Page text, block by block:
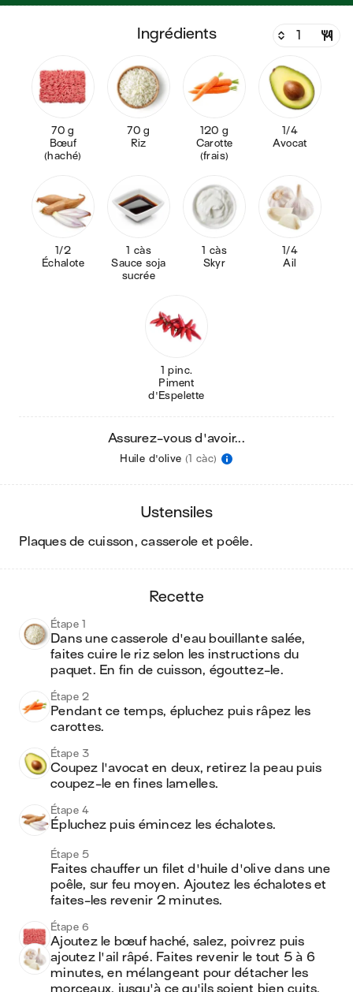
ingrédients
70 g
Bœuf
(haché)
70 g
Riz
120 g
Carotte
(frais)
1/4
Avocat
1/2
Échalote
1 càs
Sauce soja
sucrée
1 càs
Skyr
1/4
Ail
1 pinc.
Piment
d'Espelette
Assurez-vous d'avoir...
Huile d'olive (1 càc)
ustensiles
plaques de cuisson, casserole et poêle.
recette
Étape 1
Dans une casserole d'eau bouillante salée,
faites cuire le riz selon les instructions du
paquet. En fin de cuisson, égouttez-le.
Étape 2
Pendant ce temps, épluchez puis râpez les
carottes.
Étape 3
Coupez l'avocat en deux, retirez la peau puis
coupez-le en fines lamelles.
Étape 4
Épluchez puis émincez les échalotes.
Étape 5
Faites chauffer un filet d'huile d'olive dans une
poêle, sur feu moyen. Ajoutez les échalotes et
faites-les revenir 2 minutes.
Étape 6
Ajoutez le bœuf haché, salez, poivrez puis
ajoutez l'ail râpé. Faites revenir le tout 5 à 6
minutes, en mélangeant pour détacher les
morceaux, jusqu'à ce qu'ils soient bien cuits.